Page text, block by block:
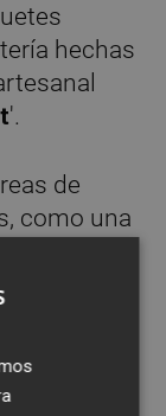
hechas
'.
de
como una
Y
a los niños